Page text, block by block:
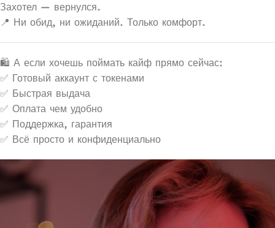
Захотел — вернулся.
📍 Ни обид, ни ожиданий. Только комфорт.
🛍 А если хочешь поймать кайф прямо сейчас:
✅ Готовый аккаунт с токенами
✅ Быстрая выдача
✅ Оплата чем удобно
✅ Поддержка, гарантия
✅ Всё просто и конфиденциально